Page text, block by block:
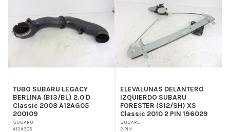
TUBO SUBARU LEGACY
BERLINA (B13/BL) 2.0 D
Classic 2008 A12AG05
200109
SUBARU
A12AG05
ELEVALUNAS DELANTERO
IZQUIERDO SUBARU
FORESTER (S12/SH) XS
Classic 2010 2 PIN 196029
SUBARU
2 PIN